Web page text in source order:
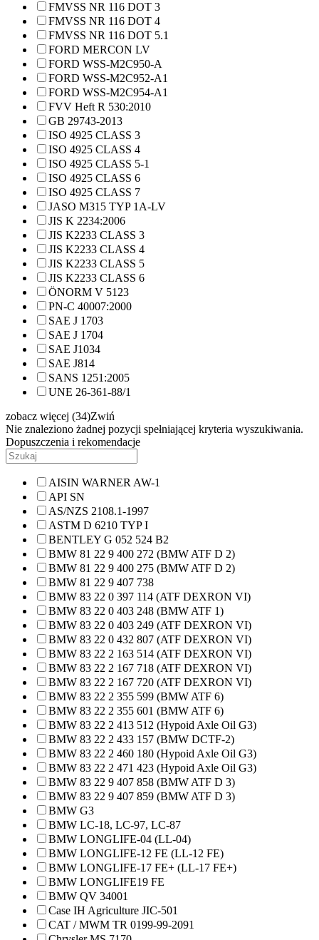
FMVSS NR 116 DOT 3
FMVSS NR 116 DOT 4
FMVSS NR 116 DOT 5.1
FORD MERCON LV
FORD WSS-M2C950-A
FORD WSS-M2C952-A1
FORD WSS-M2C954-A1
FVV Heft R 530:2010
GB 29743-2013
ISO 4925 CLASS 3
ISO 4925 CLASS 4
ISO 4925 CLASS 5-1
ISO 4925 CLASS 6
ISO 4925 CLASS 7
JASO M315 TYP 1A-LV
JIS K 2234:2006
JIS K2233 CLASS 3
JIS K2233 CLASS 4
JIS K2233 CLASS 5
JIS K2233 CLASS 6
ÖNORM V 5123
PN-C 40007:2000
SAE J 1703
SAE J 1704
SAE J1034
SAE J814
SANS 1251:2005
UNE 26-361-88/1
zobacz więcej (34)Zwiń
Nie znaleziono żadnej pozycji spełniającej kryteria wyszukiwania.
Dopuszczenia i rekomendacje
AISIN WARNER AW-1
API SN
AS/NZS 2108.1-1997
ASTM D 6210 TYP I
BENTLEY G 052 524 B2
BMW 81 22 9 400 272 (BMW ATF D 2)
BMW 81 22 9 400 275 (BMW ATF D 2)
BMW 81 22 9 407 738
BMW 83 22 0 397 114 (ATF DEXRON VI)
BMW 83 22 0 403 248 (BMW ATF 1)
BMW 83 22 0 403 249 (ATF DEXRON VI)
BMW 83 22 0 432 807 (ATF DEXRON VI)
BMW 83 22 2 163 514 (ATF DEXRON VI)
BMW 83 22 2 167 718 (ATF DEXRON VI)
BMW 83 22 2 167 720 (ATF DEXRON VI)
BMW 83 22 2 355 599 (BMW ATF 6)
BMW 83 22 2 355 601 (BMW ATF 6)
BMW 83 22 2 413 512 (Hypoid Axle Oil G3)
BMW 83 22 2 433 157 (BMW DCTF-2)
BMW 83 22 2 460 180 (Hypoid Axle Oil G3)
BMW 83 22 2 471 423 (Hypoid Axle Oil G3)
BMW 83 22 9 407 858 (BMW ATF D 3)
BMW 83 22 9 407 859 (BMW ATF D 3)
BMW G3
BMW LC-18, LC-97, LC-87
BMW LONGLIFE-04 (LL-04)
BMW LONGLIFE-12 FE (LL-12 FE)
BMW LONGLIFE-17 FE+ (LL-17 FE+)
BMW LONGLIFE19 FE
BMW QV 34001
Case IH Agriculture JIC-501
CAT / MWM TR 0199-99-2091